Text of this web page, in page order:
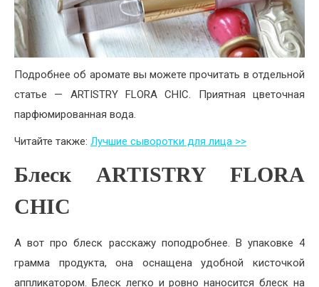
Подробнее об аромате вы можете прочитать в отдельной
статье — ARTISTRY FLORA CHIC. Приятная цветочная
парфюмированная вода.
Читайте также: Лучшие сыворотки для лица >>
Блеск ARTISTRY FLORA
CHIC
А вот про блеск расскажу поподробнее. В упаковке 4
грамма продукта, она оснащена удобной кисточкой
аппликатором. Блеск легко и ровно наносится блеск на